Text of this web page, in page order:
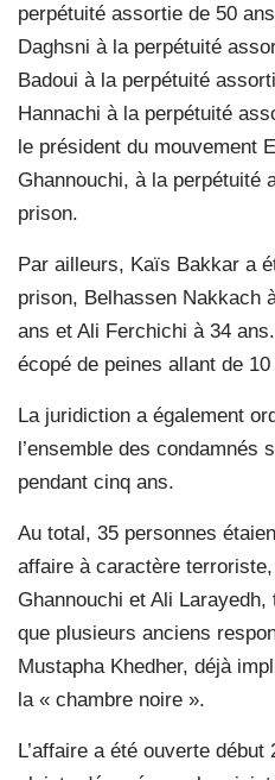
perpétuité assortie de 50
Daghsni à la perpétuité
Badoui à la perpétuité
Hannachi à la perpétuité
le président du mouvement
Ghannouchi, à la perpétuité
prison.
Par ailleurs, Kaïs Bakkar a
prison, Belhassen Nakkach
ans et Ali Ferchichi à 34
écopé de peines allant de
La juridiction a également
l’ensemble des condamnés
pendant cinq ans.
Au total, 35 personnes
affaire à caractère
Ghannouchi et Ali
que plusieurs anciens
Mustapha Khedher, déjà
la « chambre noire ».
L’affaire a été ouverte début